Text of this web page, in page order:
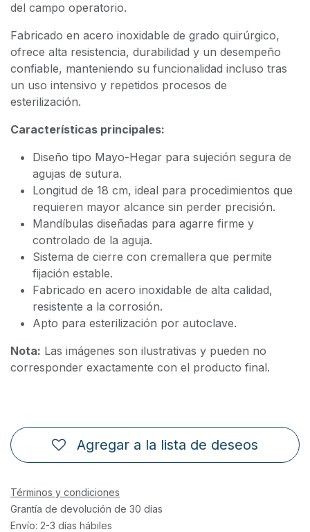
del campo operatorio.
Fabricado en acero inoxidable de grado quirúrgico,
ofrece alta resistencia, durabilidad y un desempeño
confiable, manteniendo su funcionalidad incluso tras
un uso intensivo y repetidos procesos de
esterilización.
Características principales:
Diseño tipo Mayo-Hegar para sujeción segura de
agujas de sutura.
Longitud de 18 cm, ideal para procedimientos que
requieren mayor alcance sin perder precisión.
Mandíbulas diseñadas para agarre firme y
controlado de la aguja.
Sistema de cierre con cremallera que permite
fijación estable.
Fabricado en acero inoxidable de alta calidad,
resistente a la corrosión.
Apto para esterilización por autoclave.
Nota: Las imágenes son ilustrativas y pueden no
corresponder exactamente con el producto final.
Agregar a la lista de deseos
Términos y condiciones
Grantía de devolución de 30 días
Envío: 2-3 días hábiles